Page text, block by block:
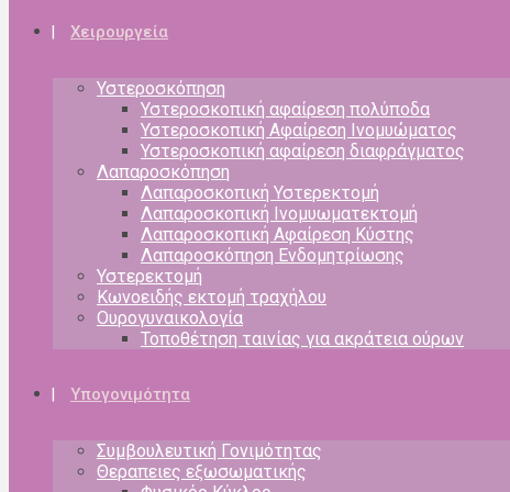
Χειρουργεία
Υστεροσκόπηση
Υστεροσκοπική αφαίρεση πολύποδα
Υστεροσκοπική Αφαίρεση Ινομυώματος
Υστεροσκοπική αφαίρεση διαφράγματος
Λαπαροσκόπηση
Λαπαροσκοπική Υστερεκτομή
Λαπαροσκοπική Ινομυωματεκτομή
Λαπαροσκοπική Αφαίρεση Κύστης
Λαπαροσκόπηση Ενδομητρίωσης
Υστερεκτομή
Κωνοειδής εκτομή τραχήλου
Ουρογυναικολογία
Τοποθέτηση ταινίας για ακράτεια ούρων
Υπογονιμότητα
Συμβουλευτική Γονιμότητας
Θεραπειες εξωσωματικής